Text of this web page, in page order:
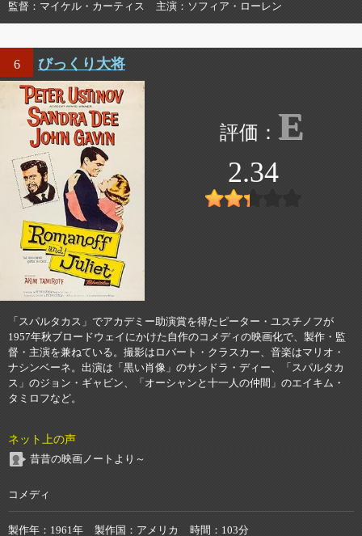
監督 マイケル・カーティス 主演 ソフィア・ローレン
6 びっくり大将
E
2.34
「スパルタカス」でアカデミー助演賞を得たピーター・ユスチノフが
1957年秋ブロードウェイにかけた自作のコメディの映画化で、製作・監
督・主演を兼ねている。撮影はロバート・クラスカー、音楽はマリオ・
ナシンベーネ。出演は「黒い肖像」のサンドラ・ディー、「スパルタカ
ス」のジョン・ギャビン、「オーシャンと十一人の仲間」のエイキム・
タミロフなど。
ネット上の声
昔昔の映画ノートより～
コメディ
製作年 1961年 製作国 アメリカ 時間
103分